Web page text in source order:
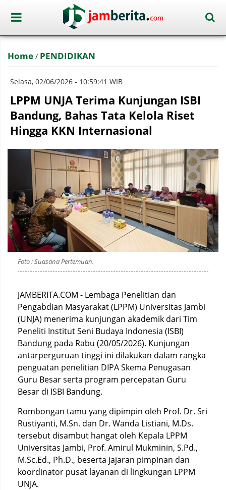
Home / PENDIDIKAN
Selasa, 02/06/2026 - 10:59:41 WIB
LPPM UNJA Terima Kunjungan ISBI
Bandung, Bahas Tata Kelola Riset
Hingga KKN Internasional
Foto : Suasana Pertemuan.
JAMBERITA.COM - Lembaga Penelitian dan
Pengabdian Masyarakat (LPPM) Universitas Jambi
(UNJA) menerima kunjungan akademik dari Tim
Peneliti Institut Seni Budaya Indonesia (ISBI)
Bandung pada Rabu (20/05/2026). Kunjungan
antarperguruan tinggi ini dilakukan dalam rangka
penguatan penelitian DIPA Skema Penugasan
Guru Besar serta program percepatan Guru
Besar di ISBI Bandung.
Rombongan tamu yang dipimpin oleh Prof. Dr. Sri
Rustiyanti, M.Sn. dan Dr. Wanda Listiani, M.Ds.
tersebut disambut hangat oleh Kepala LPPM
Universitas Jambi, Prof. Amirul Mukminin, S.Pd.,
M.Sc.Ed., Ph.D., beserta jajaran pimpinan dan
koordinator pusat layanan di lingkungan LPPM
UNJA.